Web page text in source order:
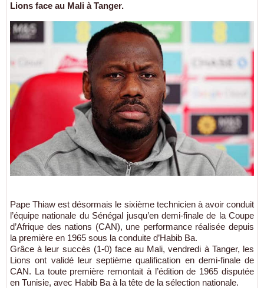
Lions face au Mali à Tanger.
Pape Thiaw est désormais le sixième technicien à avoir conduit
l’équipe nationale du Sénégal jusqu’en demi-finale de la Coupe
d’Afrique des nations (CAN), une performance réalisée depuis
la première en 1965 sous la conduite d’Habib Ba.
Grâce à leur succès (1-0) face au Mali, vendredi à Tanger, les
Lions ont validé leur septième qualification en demi-finale de
CAN. La toute première remontait à l’édition de 1965 disputée
en Tunisie, avec Habib Ba à la tête de la sélection nationale.